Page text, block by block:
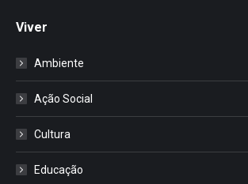
Viver
Ambiente
Ação Social
Cultura
Educação